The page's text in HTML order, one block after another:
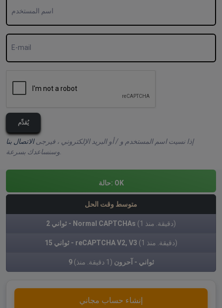
اسم المستخدم
E-mail
يُقدِّم
إذا نسيت اسم المستخدم و / أو البريد الإلكتروني ، فيرجىالاتصال بنا
حالة: OK
متوسط وقت الحل
2 ثواني - Normal CAPTCHAs (1 دقيقة. منذ)
15 ثواني - reCAPTCHA V2, V3 (1 دقيقة. منذ)
9 ثواني - آحرون (1 دقيقة. منذ)
إنشاء حساب مجاني